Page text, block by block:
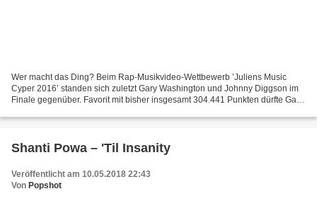
Wer macht das Ding? Beim Rap-Musikvideo-Wettbewerb ’Juliens Music
Cyper 2016’ standen sich zuletzt Gary Washington und Johnny Diggson im
Finale gegenüber. Favorit mit bisher insgesamt 304.441 Punkten dürfte Gary
Shanti Powa – 'Til Insanity
Veröffentlicht am 10.05.2018 22:43
Von Popshot